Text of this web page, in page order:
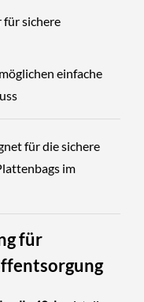
für sichere
einfache
für die sichere
im
für